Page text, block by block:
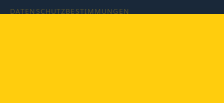
DATENSCHUTZBESTIMMUNGEN